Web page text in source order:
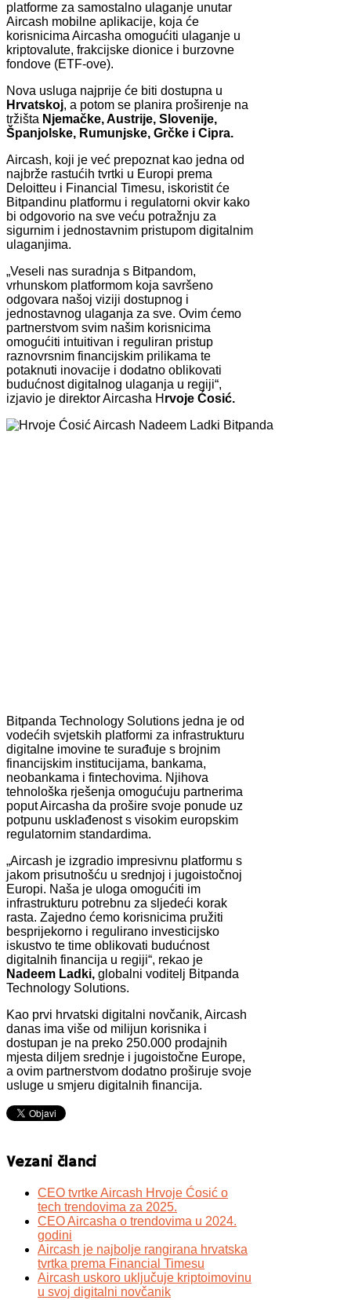
platforme za samostalno ulaganje unutar
Aircash mobilne aplikacije, koja će
korisnicima Aircasha omogućiti ulaganje u
kriptovalute, frakcijske dionice i burzovne
fondove (ETF-ove).
Nova usluga najprije će biti dostupna u
Hrvatskoj, a potom se planira proširenje na
tržišta Njemačke, Austrije, Slovenije,
Španjolske, Rumunjske, Grčke i Cipra.
Aircash, koji je već prepoznat kao jedna od
najbrže rastućih tvrtki u Europi prema
Deloitteu i Financial Timesu, iskoristit će
Bitpandinu platformu i regulatorni okvir kako
bi odgovorio na sve veću potražnju za
sigurnim i jednostavnim pristupom digitalnim
ulaganjima.
„Veseli nas suradnja s Bitpandom,
vrhunskom platformom koja savršeno
odgovara našoj viziji dostupnog i
jednostavnog ulaganja za sve. Ovim ćemo
partnerstvom svim našim korisnicima
omogućiti intuitivan i reguliran pristup
raznovrsnim financijskim prilikama te
potaknuti inovacije i dodatno oblikovati
budućnost digitalnog ulaganja u regiji“,
izjavio je direktor Aircasha H rvoje Ćosić.
Bitpanda Technology Solutions jedna je od
vodećih svjetskih platformi za infrastrukturu
digitalne imovine te surađuje s brojnim
financijskim institucijama, bankama,
neobankama i fintechovima. Njihova
tehnološka rješenja omogućuju partnerima
poput Aircasha da prošire svoje ponude uz
potpunu usklađenost s visokim europskim
regulatornim standardima.
„Aircash je izgradio impresivnu platformu s
jakom prisutnošću u srednjoj i jugoistočnoj
Europi. Naša je uloga omogućiti im
infrastrukturu potrebnu za sljedeći korak
rasta. Zajedno ćemo korisnicima pružiti
besprijekorno i regulirano investicijsko
iskustvo te time oblikovati budućnost
digitalnih financija u regiji“, rekao je
Nadeem Ladki, globalni voditelj Bitpanda
Technology Solutions.
Kao prvi hrvatski digitalni novčanik, Aircash
danas ima više od milijun korisnika i
dostupan je na preko 250.000 prodajnih
mjesta diljem srednje i jugoistočne Europe,
a ovim partnerstvom dodatno proširuje svoje
usluge u smjeru digitalnih financija.
Vezani članci
CEO tvrtke Aircash Hrvoje Ćosić o
tech trendovima za 2025.
CEO Aircasha o trendovima u 2024.
godini
Aircash je najbolje rangirana hrvatska
tvrtka prema Financial Timesu
Aircash uskoro uključuje kriptoimovinu
u svoj digitalni novčanik